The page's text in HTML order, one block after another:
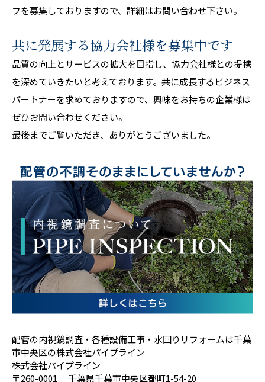
フを募集しておりますので、詳細はお問い合わせ下さい。
共に発展する協力会社様を募集中です
品質の向上とサービスの拡大を目指し、協力会社様との提携
を深めていきたいと考えております。共に成長するビジネス
パートナーを求めておりますので、興味をお持ちの企業様は
ぜひお問い合わせください。
最後までご覧いただき、ありがとうございました。
配管の内視鏡調査・各種設備工事・水回りリフォームは千葉
市中央区の株式会社パイプライン
株式会社パイプライン
〒260-0001 千葉県千葉市中央区都町1-54-20